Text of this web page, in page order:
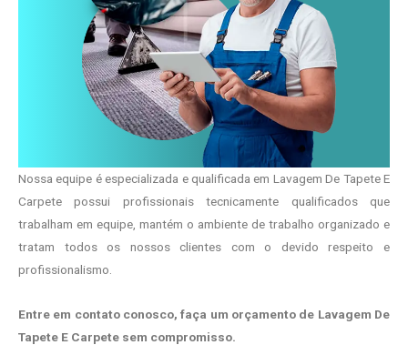
Nossa equipe é especializada e qualificada em Lavagem De Tapete E
Carpete possui profissionais tecnicamente qualificados que
trabalham em equipe, mantém o ambiente de trabalho organizado e
tratam todos os nossos clientes com o devido respeito e
profissionalismo.
Entre em contato conosco, faça um orçamento de Lavagem De
Tapete E Carpete sem compromisso.